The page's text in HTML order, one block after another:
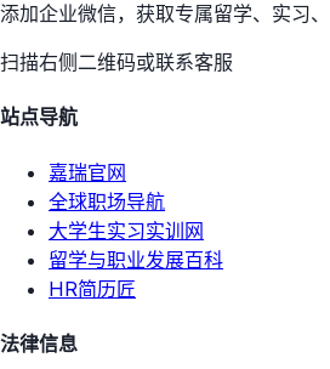
添加企业微信，获取专属留学、实习
扫描右侧二维码或联系客服
站点导航
嘉瑞官网
全球职场导航
大学生实习实训网
留学与职业发展百科
HR简历匠
法律信息